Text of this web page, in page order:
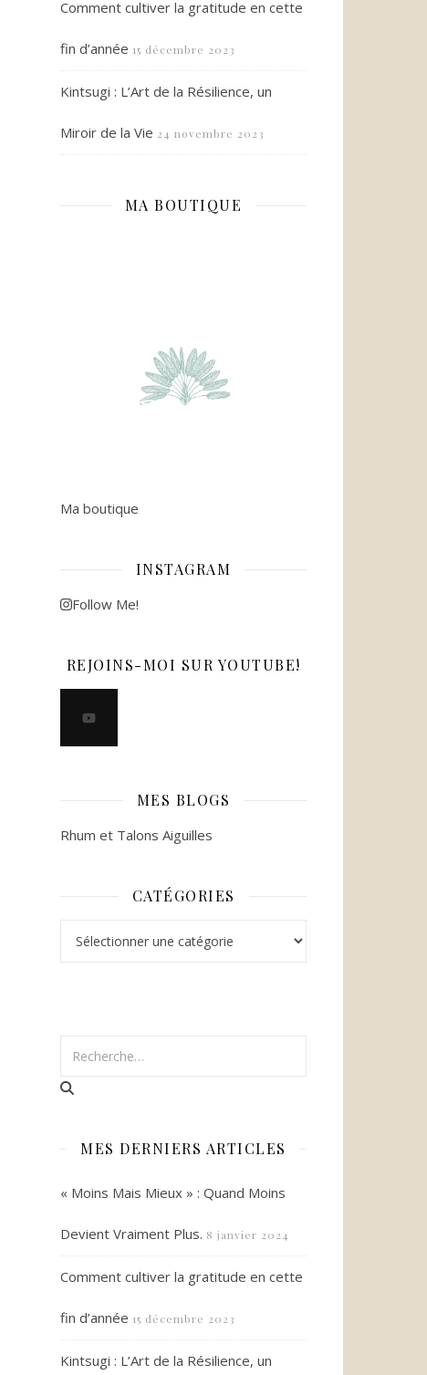
Comment cultiver la gratitude en cette
fin d’année 15 décembre 2023
Kintsugi : L’Art de la Résilience, un
Miroir de la Vie 24 novembre 2023
MA BOUTIQUE
Ma boutique
INSTAGRAM
Follow Me!
REJOINS-MOI SUR YOUTUBE!
MES BLOGS
Rhum et Talons Aiguilles
CATÉGORIES
MES DERNIERS ARTICLES
« Moins Mais Mieux » : Quand Moins
Devient Vraiment Plus. 8 janvier 2024
Comment cultiver la gratitude en cette
fin d’année 15 décembre 2023
Kintsugi : L’Art de la Résilience, un